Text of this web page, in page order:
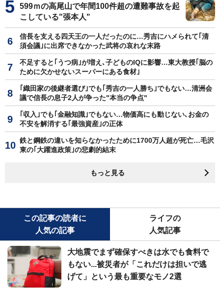
599ｍの高尾山で年間100件超の遭難事故を起
こしている"張本人"
信長を支える四天王の一人だったのに…秀吉にハメられて｢清
須会議｣に出席できなかった武将の哀れな末路
不足すると｢うつ病｣が増え､子どものIQに影響…東大教授｢脳の
ために欠かせないスーパーにある食材｣
｢織田家の後継者選び｣でも｢秀吉の一人勝ち｣でもない…清洲会
議で信長の息子2人が争った"本当の争点"
｢収入｣でも｢金融知識｣でもない…物価高にも動じない､お金の
不安を解消する｢最強資産｣の正体
鉄と鋼鉄の違いを知らなかったために1700万人超が死亡…毛沢
東の｢大躍進政策｣の悲劇的結末
もっと見る
この記事の読者に
人気の記事
ライフの
人気記事
大地震でまず確保すべきは水でも食料で
もない...被災者が「これだけは担いで逃
げて」という最も重要なモノ2選